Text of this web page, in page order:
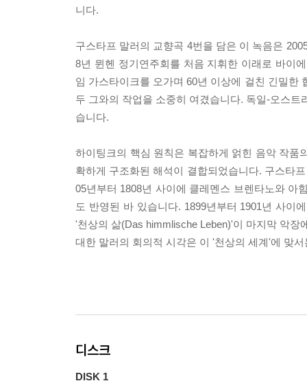
니다.
구스타프 말러의 교향곡 4번을 담은 이 녹음은
8년 뮌헨 정기연주회를 처음 지휘한 이래로 바이
임 가스타이크를 오가며 60년 이상에 걸친 긴밀한
두 그와의 작업을 소중히 여겼습니다. 독일-오스
습니다.
하이팅크의 핵심 원칙은 복잡하게 얽힌 음악 작품
확하게 구조화된 해석이 결합되었습니다. 구스타
05년부터 1808년 사이에 클레멘스 브렌타노와 아
도 반영된 바 있습니다. 1899년부터 1901년 사이
'천상의 삶(Das himmlische Leben)'이 마지막 악
대한 말러의 회의적 시각은 이 '천상의 세계'에 맞
디스크
DISK 1